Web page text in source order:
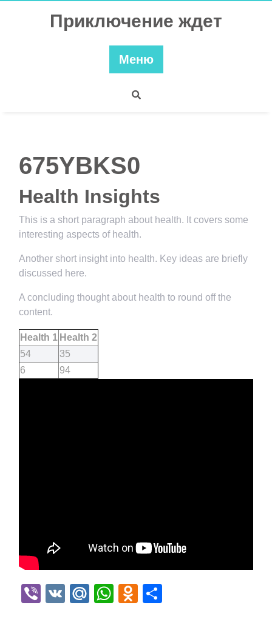
Приключение ждет
Меню
675YBKS0
Health Insights
This is a short paragraph about health. It covers some
interesting aspects of health.
Another short insight into health. Key ideas are briefly
discussed here.
A concluding thought about health to round off the
content.
Health 1 Health 2
54
35
6
94
Viber
VK Mail.Ru
WhatsApp
Odnoklassniki